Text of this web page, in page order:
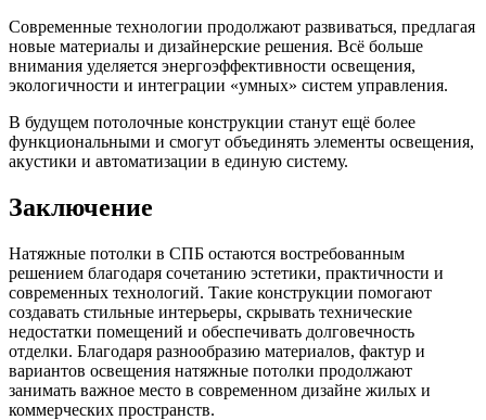
Современные технологии продолжают развиваться, предлагая
новые материалы и дизайнерские решения. Всё больше
внимания уделяется энергоэффективности освещения,
экологичности и интеграции «умных» систем управления.
В будущем потолочные конструкции станут ещё более
функциональными и смогут объединять элементы освещения,
акустики и автоматизации в единую систему.
Заключение
Натяжные потолки в СПБ остаются востребованным
решением благодаря сочетанию эстетики, практичности и
современных технологий. Такие конструкции помогают
создавать стильные интерьеры, скрывать технические
недостатки помещений и обеспечивать долговечность
отделки. Благодаря разнообразию материалов, фактур и
вариантов освещения натяжные потолки продолжают
занимать важное место в современном дизайне жилых и
коммерческих пространств.